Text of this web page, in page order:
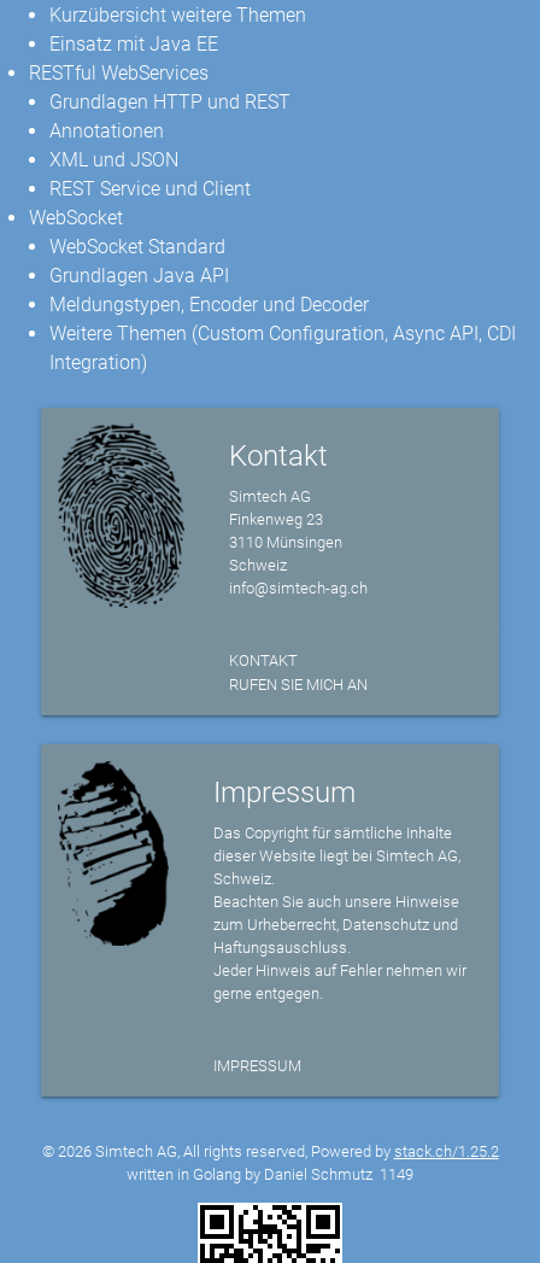
Kurzübersicht weitere Themen
Einsatz mit Java EE
RESTful WebServices
Grundlagen HTTP und REST
Annotationen
XML und JSON
REST Service und Client
WebSocket
WebSocket Standard
Grundlagen Java API
Meldungstypen, Encoder und Decoder
Weitere Themen (Custom Configuration, Async API, CDI
Integration)
Kontakt
Simtech AG
Finkenweg 23
3110 Münsingen
Schweiz
info@simtech-ag.ch
KONTAKT
RUFEN SIE MICH AN
Impressum
Das Copyright für sämtliche Inhalte
dieser Website liegt bei Simtech AG,
Schweiz.
Beachten Sie auch unsere Hinweise
zum Urheberrecht, Datenschutz und
Haftungsauschluss.
Jeder Hinweis auf Fehler nehmen wir
gerne entgegen.
IMPRESSUM
© 2026 Simtech AG, All rights reserved, Powered by stack.ch/1.25.2
written in Golang by Daniel Schmutz 1149